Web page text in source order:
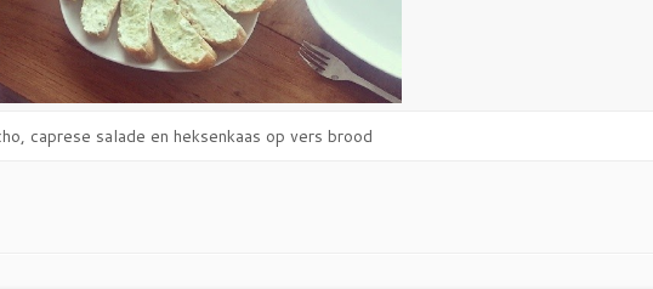
caprese salade en heksenkaas op vers brood